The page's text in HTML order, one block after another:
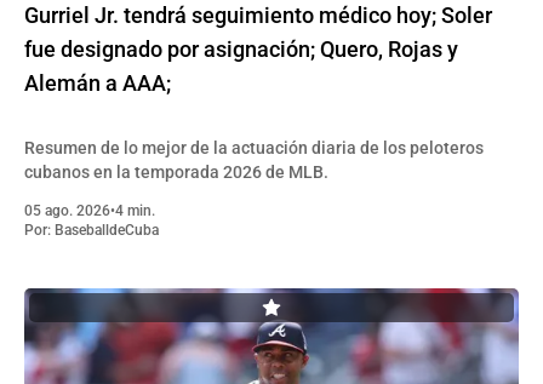
Gurriel Jr. tendrá seguimiento médico hoy; Soler
fue designado por asignación; Quero, Rojas y
Alemán a AAA;
Resumen de lo mejor de la actuación diaria de los peloteros
cubanos en la temporada 2026 de MLB.
05 ago. 2026•4 min.
Por: BaseballdeCuba